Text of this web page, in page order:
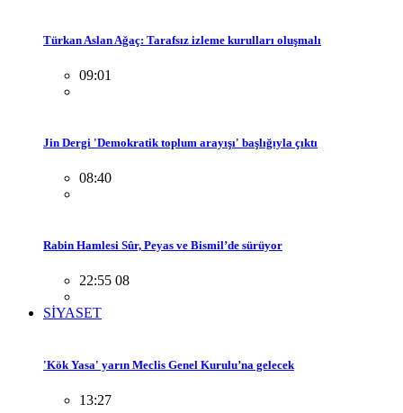
Türkan Aslan Ağaç: Tarafsız izleme kurulları oluşmalı
09:01
Jin Dergi 'Demokratik toplum arayışı' başlığıyla çıktı
08:40
Rabin Hamlesi Sûr, Peyas ve Bismil’de sürüyor
22:55 08
SİYASET
'Kök Yasa' yarın Meclis Genel Kurulu’na gelecek
13:27